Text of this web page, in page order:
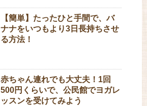
【簡単】たったひと手間で、バ
ナナをいつもより3日長持ちさせ
る方法！
赤ちゃん連れでも大丈夫！1回
500円くらいで、公民館でヨガレ
ッスンを受けてみよう